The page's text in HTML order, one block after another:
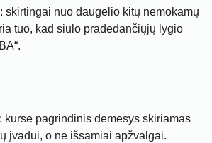
skirtingai nuo daugelio kitų nemokamų
tuo, kad siūlo pradedančiųjų lygio
kurse pagrindinis dėmesys skiriamas
įvadui, o ne išsamiai apžvalgai.